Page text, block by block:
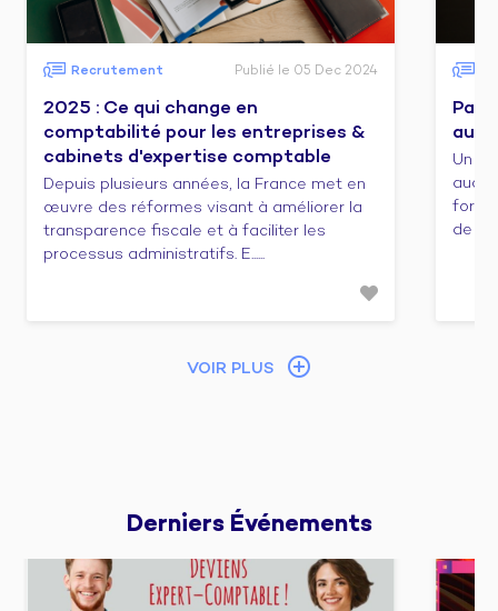
Recrutement Publié le 05 Dec 2024
2025 : Ce qui change en
comptabilité pour les entreprises &
cabinets d'expertise comptable
Depuis plusieurs années, la France met en
œuvre des réformes visant à améliorer la
transparence fiscale et à faciliter les
processus administratifs. E......
Un
de
VOIR PLUS
Derniers Événements